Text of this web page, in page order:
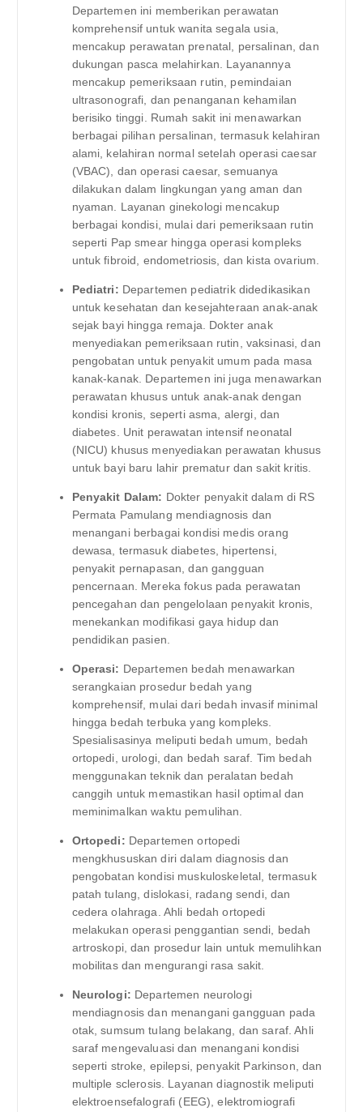
Departemen ini memberikan perawatan
komprehensif untuk wanita segala usia,
mencakup perawatan prenatal, persalinan, dan
dukungan pasca melahirkan. Layanannya
mencakup pemeriksaan rutin, pemindaian
ultrasonografi, dan penanganan kehamilan
berisiko tinggi. Rumah sakit ini menawarkan
berbagai pilihan persalinan, termasuk kelahiran
alami, kelahiran normal setelah operasi caesar
(VBAC), dan operasi caesar, semuanya
dilakukan dalam lingkungan yang aman dan
nyaman. Layanan ginekologi mencakup
berbagai kondisi, mulai dari pemeriksaan rutin
seperti Pap smear hingga operasi kompleks
untuk fibroid, endometriosis, dan kista ovarium.
Pediatri: Departemen pediatrik didedikasikan
untuk kesehatan dan kesejahteraan anak-anak
sejak bayi hingga remaja. Dokter anak
menyediakan pemeriksaan rutin, vaksinasi, dan
pengobatan untuk penyakit umum pada masa
kanak-kanak. Departemen ini juga menawarkan
perawatan khusus untuk anak-anak dengan
kondisi kronis, seperti asma, alergi, dan
diabetes. Unit perawatan intensif neonatal
(NICU) khusus menyediakan perawatan khusus
untuk bayi baru lahir prematur dan sakit kritis.
Penyakit Dalam: Dokter penyakit dalam di RS
Permata Pamulang mendiagnosis dan
menangani berbagai kondisi medis orang
dewasa, termasuk diabetes, hipertensi,
penyakit pernapasan, dan gangguan
pencernaan. Mereka fokus pada perawatan
pencegahan dan pengelolaan penyakit kronis,
menekankan modifikasi gaya hidup dan
pendidikan pasien.
Operasi: Departemen bedah menawarkan
serangkaian prosedur bedah yang
komprehensif, mulai dari bedah invasif minimal
hingga bedah terbuka yang kompleks.
Spesialisasinya meliputi bedah umum, bedah
ortopedi, urologi, dan bedah saraf. Tim bedah
menggunakan teknik dan peralatan bedah
canggih untuk memastikan hasil optimal dan
meminimalkan waktu pemulihan.
Ortopedi: Departemen ortopedi
mengkhususkan diri dalam diagnosis dan
pengobatan kondisi muskuloskeletal, termasuk
patah tulang, dislokasi, radang sendi, dan
cedera olahraga. Ahli bedah ortopedi
melakukan operasi penggantian sendi, bedah
artroskopi, dan prosedur lain untuk memulihkan
mobilitas dan mengurangi rasa sakit.
Neurologi: Departemen neurologi
mendiagnosis dan menangani gangguan pada
otak, sumsum tulang belakang, dan saraf. Ahli
saraf mengevaluasi dan menangani kondisi
seperti stroke, epilepsi, penyakit Parkinson, dan
multiple sclerosis. Layanan diagnostik meliputi
elektroensefalografi (EEG), elektromiografi